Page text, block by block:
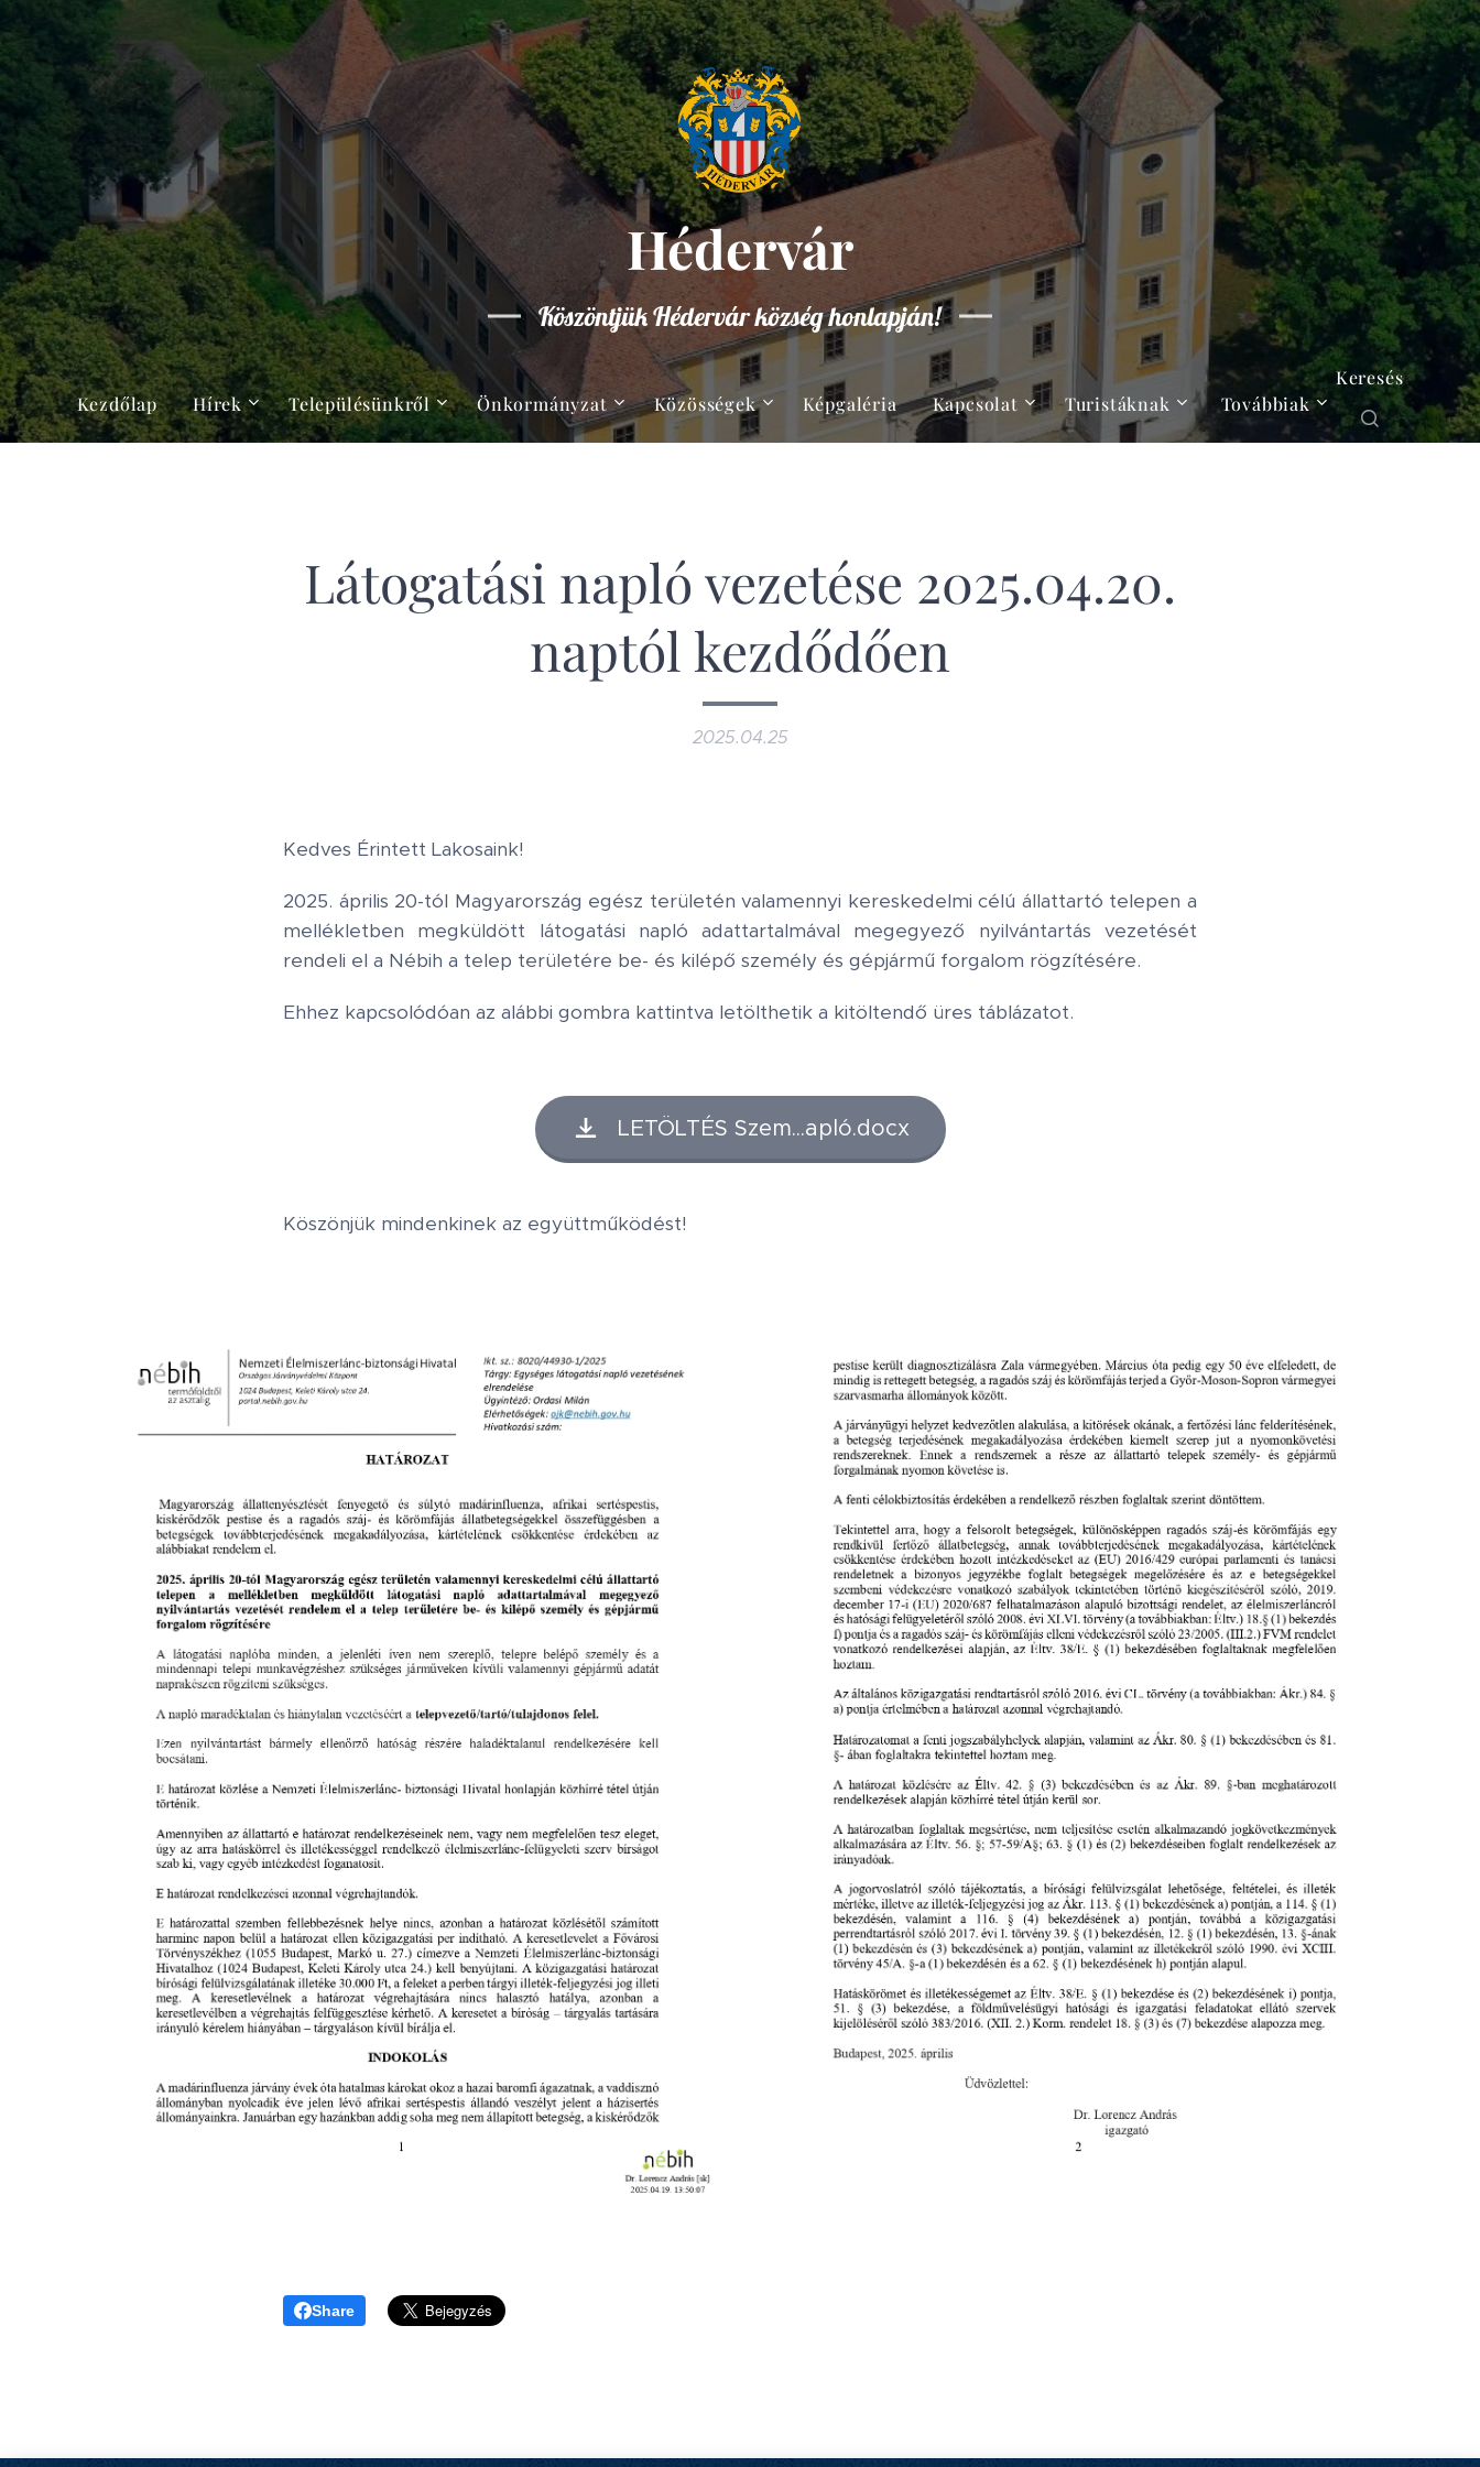
Hédervár
Köszöntjük Hédervár község honlapján!
Kezdőlap Hírek Településünkről Önkormányzat Közösségek Képgaléria Kapcsolat Turistáknak Továbbiak
Keresés
Látogatási napló vezetése 2025.04.20.
naptól kezdődően
2025.04.25
Kedves Érintett Lakosaink!
2025. április 20-tól Magyarország egész területén valamennyi kereskedelmi célú állattartó telepen a
mellékletben megküldött látogatási napló adattartalmával megegyező nyilvántartás vezetését
rendeli el a Nébih a telep területére be- és kilépő személy és gépjármű forgalom rögzítésére.
Ehhez kapcsolódóan az alábbi gombra kattintva letölthetik a kitöltendő üres táblázatot.
LETÖLTÉS Szem...apló.docx
Köszönjük mindenkinek az együttműködést!
Share